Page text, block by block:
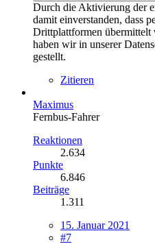
Durch die Aktivierung der
damit einverstanden, dass
Drittplattformen übermittelt
haben wir in unserer
gestellt.
Zitieren
Maximus
Fernbus-Fahrer
Reaktionen
2.634
Punkte
6.846
Beiträge
1.311
15. Januar 2021
#7